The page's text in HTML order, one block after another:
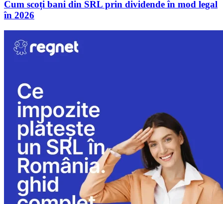
Cum scoți bani din SRL prin dividende în mod legal
în 2026